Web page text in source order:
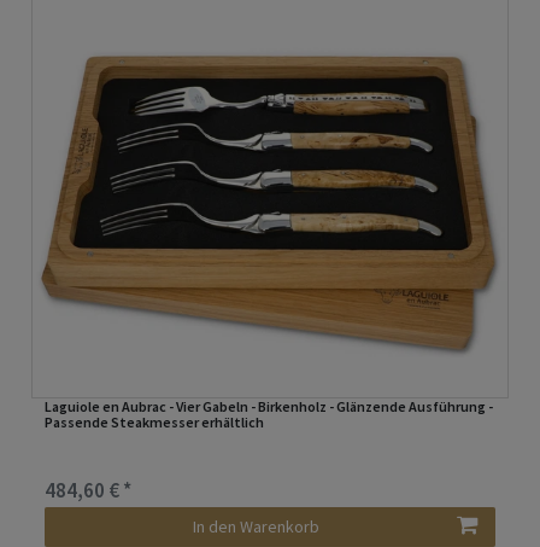
Laguiole en Aubrac - Vier Gabeln - Birkenholz - Glänzende Ausführung -
Passende Steakmesser erhältlich
484,60 € *
In den Warenkorb